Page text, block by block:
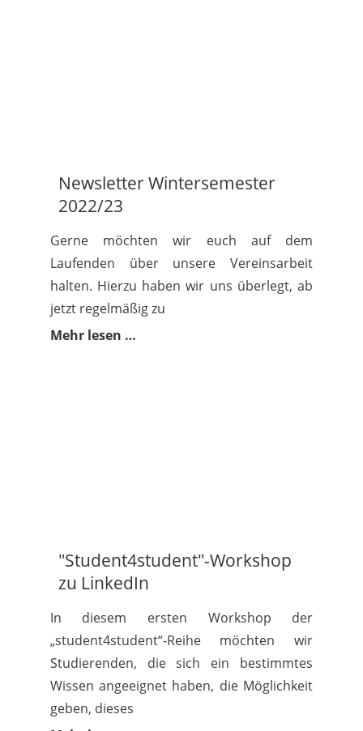
Newsletter Wintersemester
2022/23
Gerne möchten wir euch auf dem
Laufenden über unsere Vereinsarbeit
halten. Hierzu haben wir uns überlegt, ab
jetzt regelmäßig zu
Mehr lesen …
"Student4student"-Workshop
zu LinkedIn
In diesem ersten Workshop der
„student4student“-Reihe möchten wir
Studierenden, die sich ein bestimmtes
Wissen angeeignet haben, die Möglichkeit
geben, dieses